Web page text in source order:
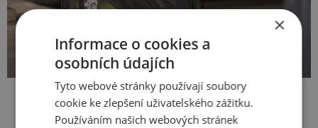
Automatická sada na opravu defektu je bezpečná i pro TMPS
senzory.
×
Informace o cookies a
osobních údajích
Tyto webové stránky používají soubory
cookie ke zlepšení uživatelského zážitku.
Používáním našich webových stránek